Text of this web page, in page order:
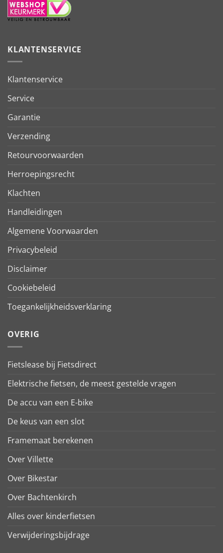
KLANTENSERVICE
Klantenservice
Service
Garantie
Verzending
Retourvoorwaarden
Herroepingsrecht
Klachten
Handleidingen
Algemene Voorwaarden
Privacybeleid
Disclaimer
Cookiebeleid
Toegankelijkheidsverklaring
OVERIG
Fietslease bij Fietsdirect
Elektrische fietsen, de meest gestelde vragen
De accu van een E-bike
De keus van een slot
Framemaat berekenen
Over Villette
Over Bikestar
Over Bachtenkirch
Alles over kinderfietsen
Verwijderingsbijdrage